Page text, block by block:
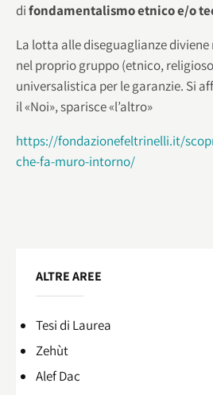
difondamentalismo etnico e/o
La lotta alle diseguaglianze
nel proprio gruppo (etnico,
universalistica per le garanzie. Si
il «Noi», sparisce «l’altro»
https://fondazionefeltrinelli.it/
che-fa-muro-intorno/
ALTRE AREE
Tesi di Laurea
Zehùt
Alef Dac